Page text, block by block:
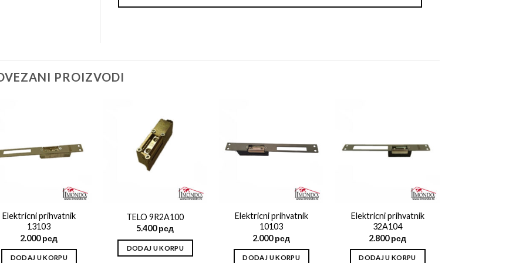
PROIZVODI
Elektricni prihvatnik
13103
2.000рсд
DODAJ U KORPU
TELO 9R2A100
5.400рсд
DODAJ U KORPU
Elektricni prihvatnik
10103
2.000рсд
DODAJ U KORPU
Elektricni prihvatnik
32A104
2.800рсд
DODAJ U KORPU